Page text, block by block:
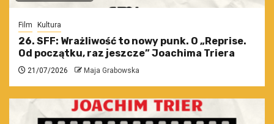
Film Kultura
26. SFF: Wrażliwość to nowy punk. O „Reprise.
Od początku, raz jeszcze” Joachima Triera
21/07/2026 Maja Grabowska